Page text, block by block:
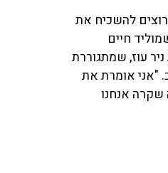
רוצים להשכיח את
חיים
עוז, שמתגוררת
"אני אומרת את
שקרה אנחנו